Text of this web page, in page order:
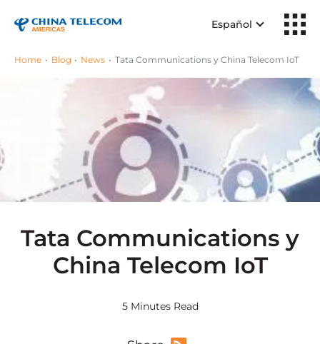
Español
Home Blog News Tata Communications y China Telecom IoT
Tata Communications y
China Telecom IoT
5 Minutes Read